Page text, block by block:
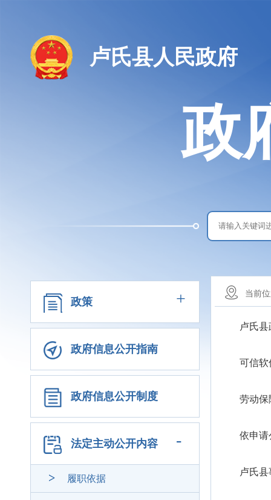
卢氏县人民政府
政
政策 +
政府信息公开指南
政府信息公开制度
法定主动公开内容 -
履职依据
当前
卢氏
可信软
劳动保
依申请
卢氏